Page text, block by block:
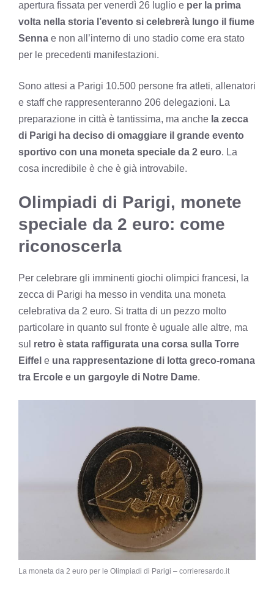
apertura fissata per venerdì 26 luglio e per la prima
volta nella storia l’evento si celebrerà lungo il fiume
Senna e non all’interno di uno stadio come era stato
per le precedenti manifestazioni.
Sono attesi a Parigi 10.500 persone fra atleti, allenatori
e staff che rappresenteranno 206 delegazioni. La
preparazione in città è tantissima, ma anche la zecca
di Parigi ha deciso di omaggiare il grande evento
sportivo con una moneta speciale da 2 euro. La
cosa incredibile è che è già introvabile.
Olimpiadi di Parigi, monete
speciale da 2 euro: come
riconoscerla
Per celebrare gli imminenti giochi olimpici francesi, la
zecca di Parigi ha messo in vendita una moneta
celebrativa da 2 euro. Si tratta di un pezzo molto
particolare in quanto sul fronte è uguale alle altre, ma
sul retro è stata raffigurata una corsa sulla Torre
Eiffel e una rappresentazione di lotta greco-romana
tra Ercole e un gargoyle di Notre Dame.
La moneta da 2 euro per le Olimpiadi di Parigi – corrieresardo.it